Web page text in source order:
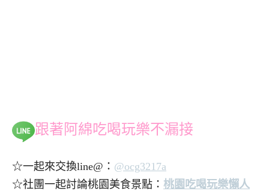
跟著阿綿吃喝玩樂不漏接
☆一起來交換line@： @ocg3217a
☆社團一起討論桃園美食景點： 桃園吃喝玩樂懶人